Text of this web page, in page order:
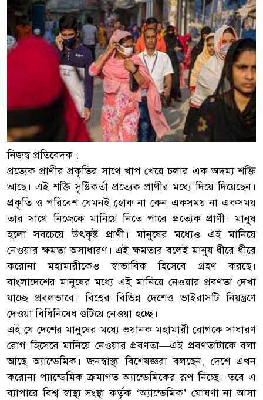
নিজস্ব প্রতিবেদক :
প্রত্যেক প্রাণীর প্রকৃতির সাথে খাপ খেয়ে চলার এক অদম্য শক্তি
আছে। এই শক্তি সৃষ্টিকর্তা প্রত্যেক প্রাণীর মধ্যে দিয়ে দিয়েছেন।
প্রকৃতি ও পরিবেশ যেমনই হোক না কেন একসময় না একসময়
তার সাথে নিজেকে মানিয়ে নিতে পারে প্রত্যেক প্রাণী। মানুষ
হলো সবচেয়ে উৎকৃষ্ট প্রাণী। মানুষের মধ্যেও এই মানিয়ে
নেওয়ার ক্ষমতা অসাধারণ। এই ক্ষমতার বলেই মানুষ ধীরে ধীরে
করোনা মহামারীকেও স্বাভাবিক হিসেবে গ্রহণ করছে।
বাংলাদেশের মানুষের মধ্যে এই মানিয়ে নেওয়ার প্রবণতা দেখা
যাচ্ছে প্রবলভাবে। বিশ্বের বিভিন্ন দেশেও ভাইরাসটি নিয়ন্ত্রণে
দেওয়া বিধিনিষেধ গুটিয়ে নেওয়া হচ্ছে।
এই যে দেশের মানুষের মধ্যে ভয়ানক মহামারী রোগকে সাধারণ
রোগ হিসেবে মানিয়ে নেওয়ার প্রবণতা—এই প্রবণতাটাকে বলা
আছে অ্যান্ডেমিক। জনস্বাস্থ্য বিশেষজ্ঞরা বলছেন, দেশে এখন
করোনা প্যান্ডেমিক ক্রমাগত অ্যান্ডেমিকের রূপ নিচ্ছে। তবে এ
ব্যাপারে বিশ্ব স্বাস্থ্য সংস্থা কর্তৃক ‘অ্যান্ডেমিক’ ঘোষণা না আসা